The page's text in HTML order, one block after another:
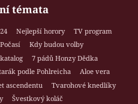
témata
Nejlepší horory
TV program
Počasí
Kdy budou volby
7 pádů Honzy Dědka
podle Pohlreicha
Aloe vera
ascendentu
Tvarohové knedlíky
Švestkový koláč